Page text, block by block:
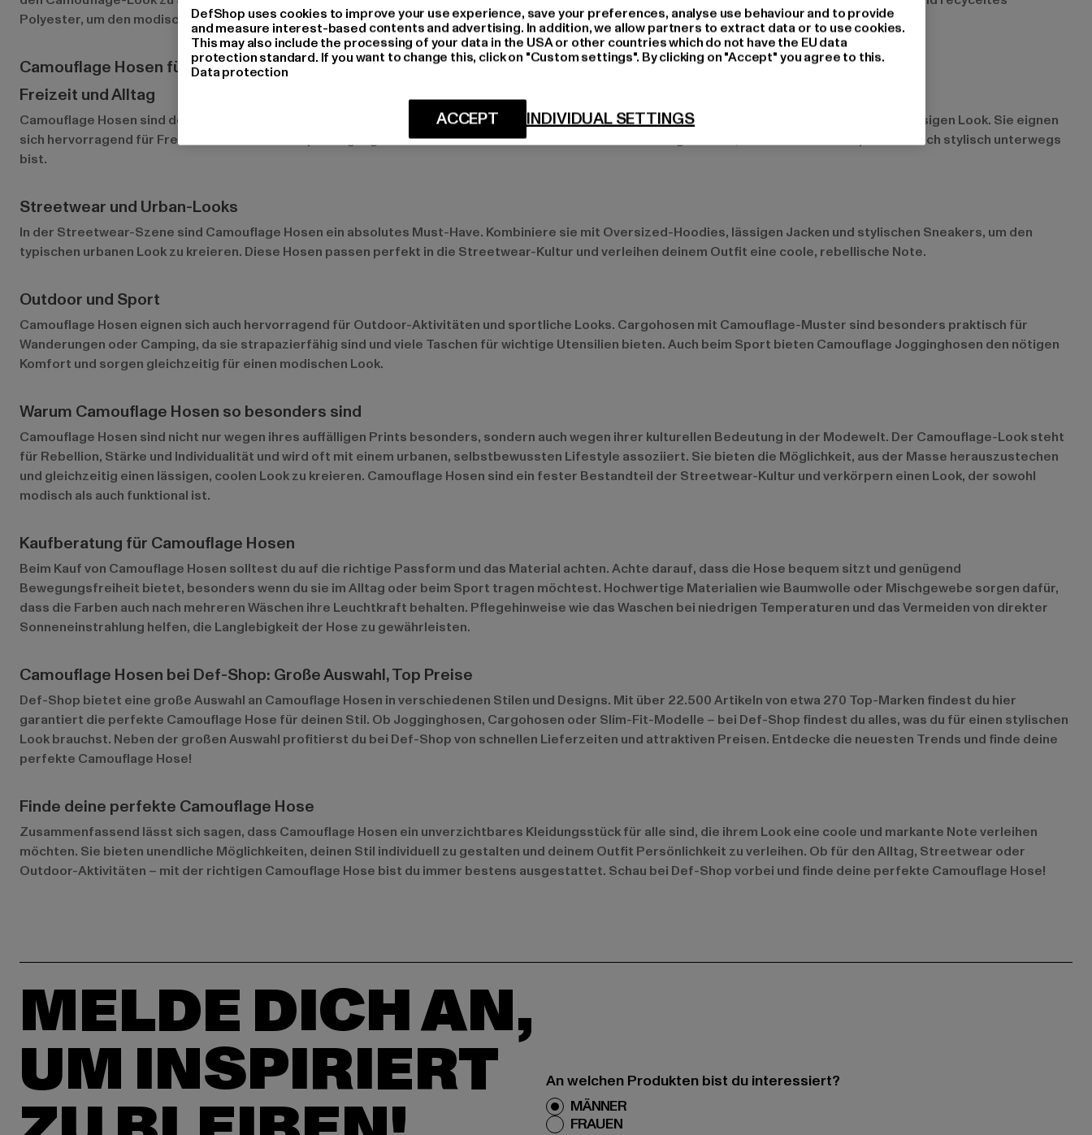
Polyester, um den modischen Stil mit Nachhaltigkeit zu vereinen.
Camouflage Hosen für verschiedene Anlässe
Freizeit und Alltag
Camouflage Hosen sind der perfekte Begleiter für den Alltag. Kombiniere sie mit einem schlichten T-Shirt und Sneakers für einen entspannten, lässigen Look. Sie eignen
sich hervorragend für Freizeitaktivitäten wie Spaziergänge in der Stadt oder Treffen mit Freunden und sorgen dafür, dass du sowohl bequem als auch stylisch unterwegs
bist.
Streetwear und Urban-Looks
In der Streetwear-Szene sind Camouflage Hosen ein absolutes Must-Have. Kombiniere sie mit Oversized-Hoodies, lässigen Jacken und stylischen Sneakers, um den
typischen urbanen Look zu kreieren. Diese Hosen passen perfekt in die Streetwear-Kultur und verleihen deinem Outfit eine coole, rebellische Note.
Outdoor und Sport
Camouflage Hosen eignen sich auch hervorragend für Outdoor-Aktivitäten und sportliche Looks. Cargohosen mit Camouflage-Muster sind besonders praktisch für
Wanderungen oder Camping, da sie strapazierfähig sind und viele Taschen für wichtige Utensilien bieten. Auch beim Sport bieten Camouflage Jogginghosen den nötigen
Komfort und sorgen gleichzeitig für einen modischen Look.
Warum Camouflage Hosen so besonders sind
Camouflage Hosen sind nicht nur wegen ihres auffälligen Prints besonders, sondern auch wegen ihrer kulturellen Bedeutung in der Modewelt. Der Camouflage-Look steht
für Rebellion, Stärke und Individualität und wird oft mit einem urbanen, selbstbewussten Lifestyle assoziiert. Sie bieten die Möglichkeit, aus der Masse herauszustechen
und gleichzeitig einen lässigen, coolen Look zu kreieren. Camouflage Hosen sind ein fester Bestandteil der Streetwear-Kultur und verkörpern einen Look, der sowohl
modisch als auch funktional ist.
Kaufberatung für Camouflage Hosen
Beim Kauf von Camouflage Hosen solltest du auf die richtige Passform und das Material achten. Achte darauf, dass die Hose bequem sitzt und genügend
Bewegungsfreiheit bietet, besonders wenn du sie im Alltag oder beim Sport tragen möchtest. Hochwertige Materialien wie Baumwolle oder Mischgewebe sorgen dafür,
dass die Farben auch nach mehreren Wäschen ihre Leuchtkraft behalten. Pflegehinweise wie das Waschen bei niedrigen Temperaturen und das Vermeiden von direkter
Sonneneinstrahlung helfen, die Langlebigkeit der Hose zu gewährleisten.
Camouflage Hosen bei Def-Shop: Große Auswahl, Top Preise
Def-Shop bietet eine große Auswahl an Camouflage Hosen in verschiedenen Stilen und Designs. Mit über 22.500 Artikeln von etwa 270 Top-Marken findest du hier
garantiert die perfekte Camouflage Hose für deinen Stil. Ob Jogginghosen, Cargohosen oder Slim-Fit-Modelle – bei Def-Shop findest du alles, was du für einen stylischen
Look brauchst. Neben der großen Auswahl profitierst du bei Def-Shop von schnellen Lieferzeiten und attraktiven Preisen. Entdecke die neuesten Trends und finde deine
perfekte Camouflage Hose!
Finde deine perfekte Camouflage Hose
Zusammenfassend lässt sich sagen, dass Camouflage Hosen ein unverzichtbares Kleidungsstück für alle sind, die ihrem Look eine coole und markante Note verleihen
möchten. Sie bieten unendliche Möglichkeiten, deinen Stil individuell zu gestalten und deinem Outfit Persönlichkeit zu verleihen. Ob für den Alltag, Streetwear oder
Outdoor-Aktivitäten – mit der richtigen Camouflage Hose bist du immer bestens ausgestattet. Schau bei Def-Shop vorbei und finde deine perfekte Camouflage Hose!
MELDE DICH AN,
UM INSPIRIERT
An welchen Produkten bist du interessiert?
MÄNNER
FRAUEN
DefShop uses cookies to improve your use experience, save your preferences, analyse use behaviour and to provide
and measure interest-based contents and advertising. In addition, we allow partners to extract data or to use cookies.
This may also include the processing of your data in the USA or other countries which do not have the EU data
protection standard. If you want to change this, click on "Custom settings". By clicking on "Accept" you agree to this.
Data protection
INDIVIDUAL SETTINGS
ACCEPT